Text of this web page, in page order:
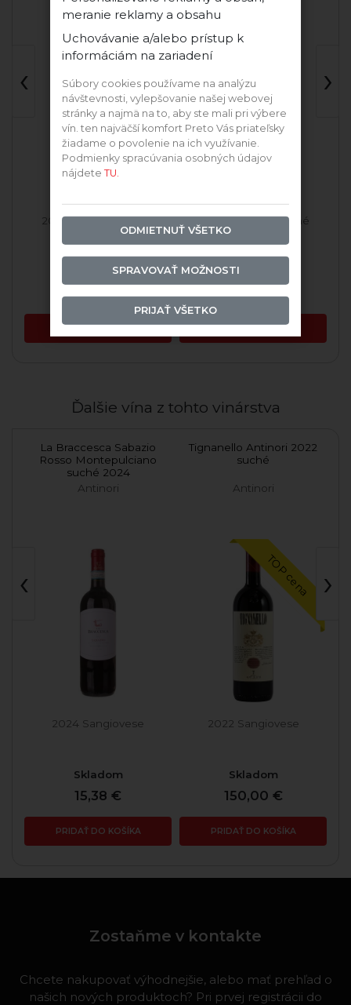
2022 Cuvée Červené
Skladom
17,72 €
2023 Cuvée Červené
Skladom
31,89 €
‹ ›
Ďalšie vína z tohto vinárstva
La Braccesca Sabazio
Rosso Montepulciano
suché 2024
Antinori
2024 Sangiovese
Skladom
15,38 €
PRIDAŤ DO KOŠÍKA
Tignanello Antinori 2022
suché
Antinori
TOP cena
2022 Sangiovese
Skladom
150,00 €
PRIDAŤ DO KOŠÍKA
‹ ›
Zostaňme v kontakte
Chcete nakupovať výhodnejšie, alebo mať prehľad o
našich nových produktoch? Pri prvej registrácii do
meranie reklamy a obsahu
Uchovávanie a/alebo prístup k
informáciám na zariadení
Súbory cookies používame na analýzu
návštevnosti, vylepšovanie našej webovej
stránky a najmä na to, aby ste mali pri výbere
vín. ten najväčší komfort Preto Vás priateľsky
žiadame o povolenie na ich využívanie.
Podmienky spracúvania osobných údajov
nájdeteTU.
ODMIETNUŤ VŠETKO
SPRAVOVAŤ MOŽNOSTI
PRIJAŤ VŠETKO